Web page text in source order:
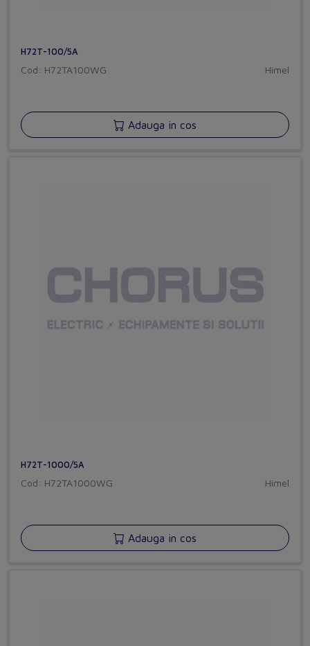
H72T-100/5A
Cod: H72TA100WG Himel
Adauga in cos
H72T-1000/5A
Cod: H72TA1000WG Himel
Adauga in cos